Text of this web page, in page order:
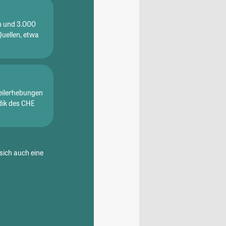
und 3.000
etwa
des CHE
auch eine